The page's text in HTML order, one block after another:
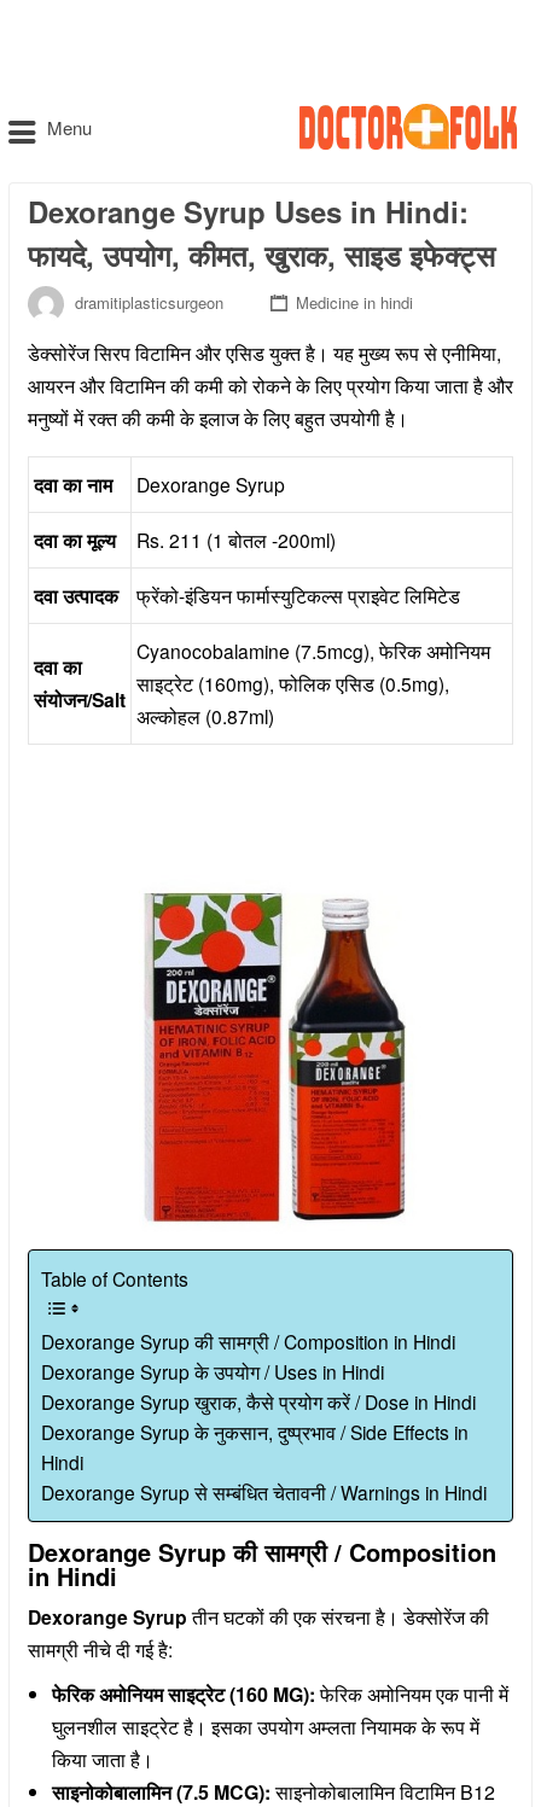
Menu
Dexorange Syrup Uses in Hindi:
फायदे, उपयोग, कीमत, खुराक, साइड इफेक्ट्स
dramitiplasticsurgeon Medicine in hindi
डेक्सोरेंज सिरप विटामिन और एसिड युक्त है। यह मुख्य रूप से एनीमिया,
आयरन और विटामिन की कमी को रोकने के लिए प्रयोग किया जाता है और
मनुष्यों में रक्त की कमी के इलाज के लिए बहुत उपयोगी है।
दवा का नाम Dexorange Syrup
दवा का मूल्य Rs. 211 (1 बोतल -200ml)
दवा उत्पादक फ्रेंको-इंडियन फार्मास्युटिकल्स प्राइवेट लिमिटेड
दवा का
संयोजन/Salt
Cyanocobalamine (7.5mcg), फेरिक अमोनियम
साइट्रेट (160mg), फोलिक एसिड (0.5mg),
अल्कोहल (0.87ml)
Table of Contents
Dexorange Syrup की सामग्री / Composition in Hindi
Dexorange Syrup के उपयोग / Uses in Hindi
Dexorange Syrup खुराक, कैसे प्रयोग करें / Dose in Hindi
Dexorange Syrup के नुकसान, दुष्प्रभाव / Side Effects in
Hindi
Dexorange Syrup से सम्बंधित चेतावनी / Warnings in Hindi
Dexorange Syrup की सामग्री / Composition
in Hindi
Dexorange Syrupतीन घटकों की एक संरचना है। डेक्सोरेंज की
सामग्री नीचे दी गई है:
फेरिक अमोनियम साइट्रेट (160 MG):फेरिक अमोनियम एक पानी में
घुलनशील साइट्रेट है। इसका उपयोग अम्लता नियामक के रूप में
किया जाता है।
साइनोकोबालामिन (7.5 MCG):साइनोकोबालामिन विटामिन B12